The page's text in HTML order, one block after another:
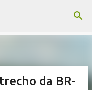
principal
da BR-